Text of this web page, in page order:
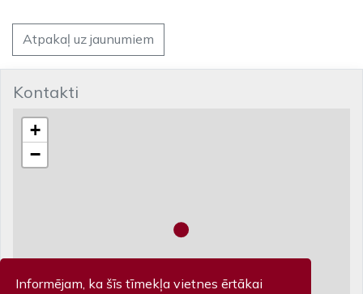
Informējam, ka šīs tīmekļa vietnes ērtākai
Atpakaļ uz jaunumiem
Kontakti
+
−